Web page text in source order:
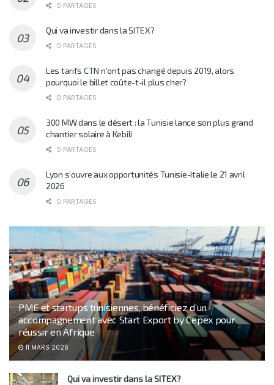
0 PARTAGES
Qui va investir dans la SITEX?
0 PARTAGES
Les tarifs CTN n’ont pas changé depuis 2019, alors
pourquoi le billet coûte-t-il plus cher?
0 PARTAGES
300 MW dans le désert : la Tunisie lance son plus grand
chantier solaire à Kebili
0 PARTAGES
Lyon s’ouvre aux opportunités Tunisie-Italie le 21 avril
2026
0 PARTAGES
PME et startups tunisiennes, bénéficiez d’un
accompagnement avec Start Export by Cepex pour
réussir en Afrique
11 MARS 2026
Qui va investir dans la SITEX?